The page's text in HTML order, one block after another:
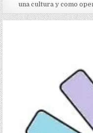
una cultura y como